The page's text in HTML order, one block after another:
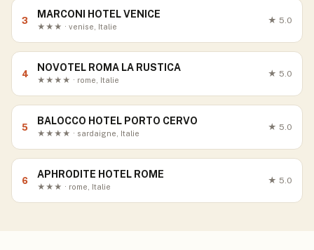
3
MARCONI HOTEL VENICE
★★★ · venise, Italie
★ 5.0
4
NOVOTEL ROMA LA RUSTICA
★★★★ · rome, Italie
★ 5.0
5
BALOCCO HOTEL PORTO CERVO
★★★★ · sardaigne, Italie
★ 5.0
6
APHRODITE HOTEL ROME
★★★ · rome, Italie
★ 5.0